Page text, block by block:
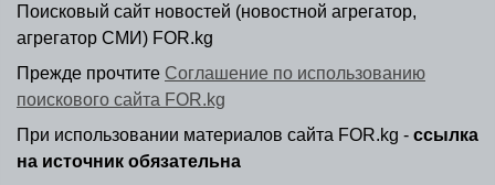
Поисковый сайт новостей (новостной агрегатор,
агрегатор СМИ) FOR.kg
Прежде прочтите Соглашение по использованию
поискового сайта FOR.kg
При использовании материалов сайта FOR.kg - ссылка
на источник обязательна